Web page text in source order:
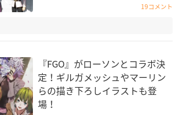
19コメント
『FGO』がローソンとコラボ決
定！ギルガメッシュやマーリン
らの描き下ろしイラストも登
場！